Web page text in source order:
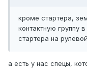
кроме стартера,
контактную группу
стартера на
а есть у нас спецы,